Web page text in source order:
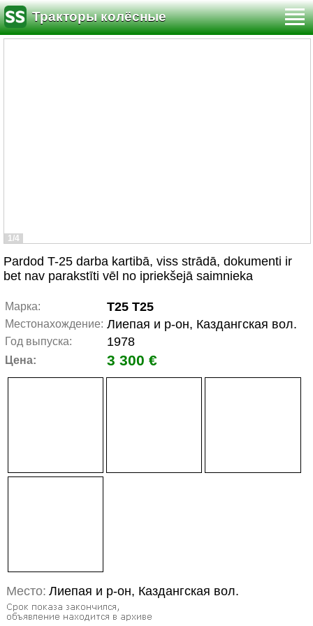
Тракторы колёсные
1/4
Pardod T-25 darba kartibā, viss strādā, dokumenti ir
bet nav parakstīti vēl no ipriekšejā saimnieka
Марка: T25 T25
Местонахождение: Лиепая и р-он, Каздангская вол.
Год выпуска: 1978
Цена: 3 300 €
Место: Лиепая и р-он, Каздангская вол.